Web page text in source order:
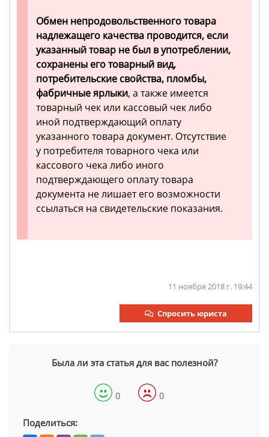
Обмен непродовольственного товара
надлежащего качества проводится, если
указанный товар не был в употреблении,
сохранены его товарный вид,
потребительские свойства, пломбы,
фабричные ярлыки, а также имеется
товарный чек или кассовый чек либо
иной подтверждающий оплату
указанного товара документ. Отсутствие
у потребителя товарного чека или
кассового чека либо иного
подтверждающего оплату товара
документа не лишает его возможности
ссылаться на свидетельские показания.
11 ноября 2018 г. 19:44
Спросить юриста
Была ли эта статья для вас полезной?
0 0
Поделиться: